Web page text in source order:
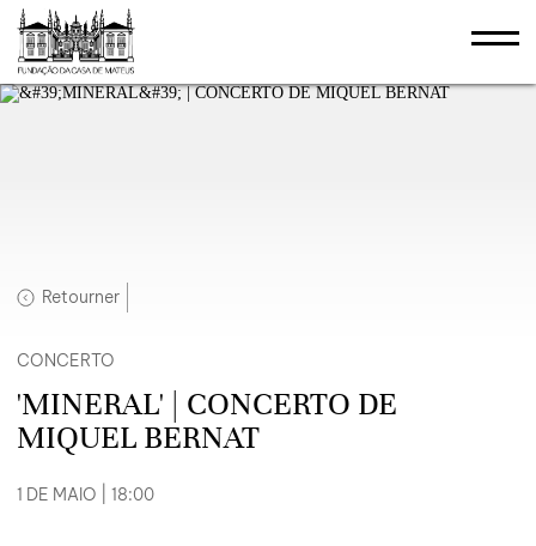
Retourner
CONCERTO
'MINERAL' | CONCERTO DE
MIQUEL BERNAT
1 DE MAIO | 18:00